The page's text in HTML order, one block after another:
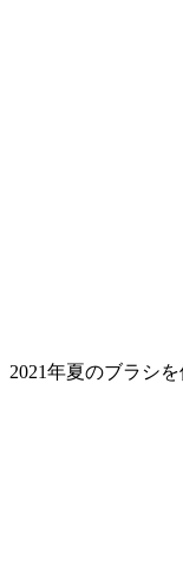
2021年夏のブラシ